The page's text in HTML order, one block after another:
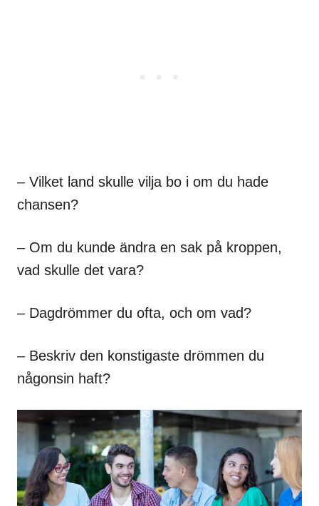
– Vilket land skulle vilja bo i om du hade
chansen?
– Om du kunde ändra en sak på kroppen,
vad skulle det vara?
– Dagdrömmer du ofta, och om vad?
– Beskriv den konstigaste drömmen du
någonsin haft?